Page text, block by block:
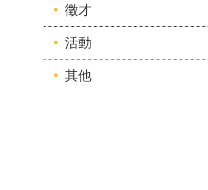
徵才
活動
其他